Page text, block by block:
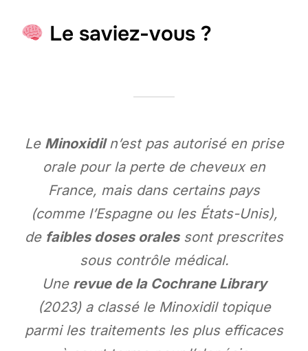
Le saviez-vous ?
Le Minoxidiln’est pas autorisé en prise
orale pour la perte de cheveux en
France, mais dans certains pays
(comme l’Espagne ou les États-Unis),
de faibles doses oralessont prescrites
sous contrôle médical.
Une revue de la Cochrane Library
(2023) a classé le Minoxidil topique
parmi les traitements les plus efficaces